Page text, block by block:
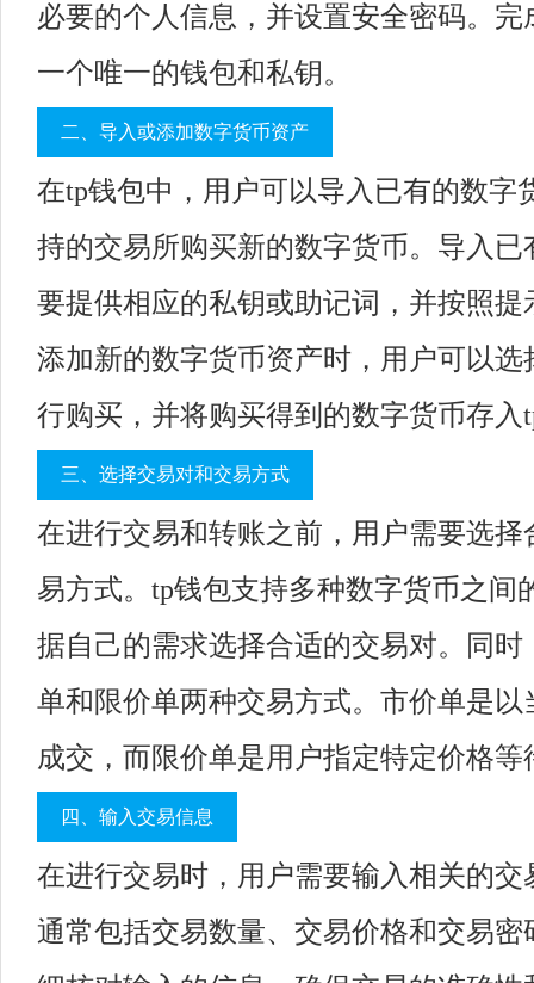
必要的个人信息，并设置安全密码。
一个唯一的钱包和私钥。
二、导入或添加数字货币资产
在tp钱包中，用户可以导入已有的数字
持的交易所购买新的数字货币。导入已
要提供相应的私钥或助记词，并按照提
添加新的数字货币资产时，用户可以选
行购买，并将购买得到的数字货币存入
三、选择交易对和交易方式
在进行交易和转账之前，用户需要选择
易方式。tp钱包支持多种数字货币之间
据自己的需求选择合适的交易对。同时
单和限价单两种交易方式。市价单是以
成交，而限价单是用户指定特定价格等
四、输入交易信息
在进行交易时，用户需要输入相关的交
通常包括交易数量、交易价格和交易密